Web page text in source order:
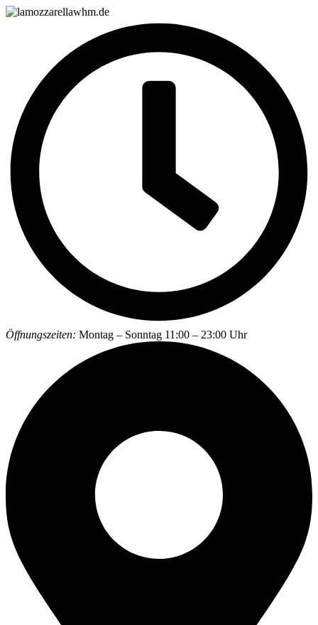
Öffnungszeiten: Montag – Sonntag 11:00 – 23:00 Uhr